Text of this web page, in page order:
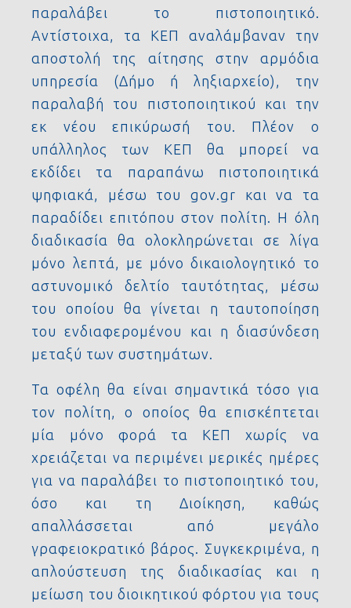
παραλάβει το πιστοποιητικό.
Αντίστοιχα, τα ΚΕΠ αναλάμβαναν την
αποστολή της αίτησης στην αρμόδια
υπηρεσία (Δήμο ή ληξιαρχείο), την
παραλαβή του πιστοποιητικού και την
εκ νέου επικύρωσή του. Πλέον ο
υπάλληλος των ΚΕΠ θα μπορεί να
εκδίδει τα παραπάνω πιστοποιητικά
ψηφιακά, μέσω του gov.gr και να τα
παραδίδει επιτόπου στον πολίτη. Η όλη
διαδικασία θα ολοκληρώνεται σε λίγα
μόνο λεπτά, με μόνο δικαιολογητικό το
αστυνομικό δελτίο ταυτότητας, μέσω
του οποίου θα γίνεται η ταυτοποίηση
του ενδιαφερομένου και η διασύνδεση
μεταξύ των συστημάτων.
Τα οφέλη θα είναι σημαντικά τόσο για
τον πολίτη, ο οποίος θα επισκέπτεται
μία μόνο φορά τα ΚΕΠ χωρίς να
χρειάζεται να περιμένει μερικές ημέρες
για να παραλάβει το πιστοποιητικό του,
όσο και τη Διοίκηση, καθώς
απαλλάσσεται από μεγάλο
γραφειοκρατικό βάρος. Συγκεκριμένα, η
απλούστευση της διαδικασίας και η
μείωση του διοικητικού φόρτου για τους